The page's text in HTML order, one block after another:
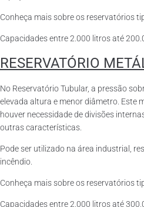
Conheça mais sobre os reservatórios
Capacidades entre 2.000 litros até
RESERVATÓRIO
No Reservatório Tubular, a pressão
elevada altura e menor diâmetro. Este
houver necessidade de divisões
outras características.
Pode ser utilizado na área industrial,
incêndio.
Conheça mais sobre os reservatórios
Capacidades entre 2.000 litros até